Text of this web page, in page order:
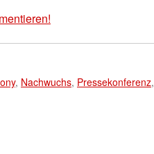
, Nachwuchs, Pressekonferenz,